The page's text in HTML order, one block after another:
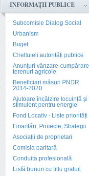
INFORMAȚII PUBLICE
Subcomisie Dialog Social
Urbanism
Buget
Cheltuieli autorități publice
Anunțuri vânzare-cumpărare
terenuri agricole
Beneficiari măsuri PNDR
2014-2020
Ajutoare încălzire locuință și
stimulent pentru energie
Fond Locativ - Liste priorități
Finanțări, Proiecte, Strategii
Asociații de proprietari
Comisia paritară
Conduita profesională
Listă bunuri cu titlu gratuit